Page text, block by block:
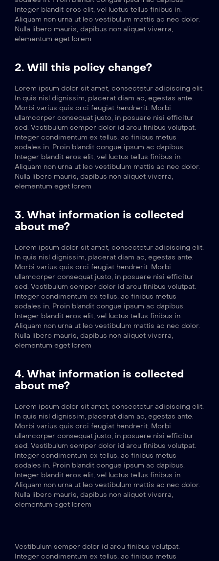
Integer blandit eros elit, vel luctus tellus finibus in.
Aliquam non urna ut leo vestibulum mattis ac nec dolor.
Nulla libero mauris, dapibus non aliquet viverra,
elementum eget lorem
2. Will this policy change?
Lorem ipsum dolor sit amet, consectetur adipiscing elit.
In quis nisl dignissim, placerat diam ac, egestas ante.
Morbi varius quis orci feugiat hendrerit. Morbi
ullamcorper consequat justo, in posuere nisi efficitur
sed. Vestibulum semper dolor id arcu finibus volutpat.
Integer condimentum ex tellus, ac finibus metus
sodales in. Proin blandit congue ipsum ac dapibus.
Integer blandit eros elit, vel luctus tellus finibus in.
Aliquam non urna ut leo vestibulum mattis ac nec dolor.
Nulla libero mauris, dapibus non aliquet viverra,
elementum eget lorem
3. What information is collected
about me?
Lorem ipsum dolor sit amet, consectetur adipiscing elit.
In quis nisl dignissim, placerat diam ac, egestas ante.
Morbi varius quis orci feugiat hendrerit. Morbi
ullamcorper consequat justo, in posuere nisi efficitur
sed. Vestibulum semper dolor id arcu finibus volutpat.
Integer condimentum ex tellus, ac finibus metus
sodales in. Proin blandit congue ipsum ac dapibus.
Integer blandit eros elit, vel luctus tellus finibus in.
Aliquam non urna ut leo vestibulum mattis ac nec dolor.
Nulla libero mauris, dapibus non aliquet viverra,
elementum eget lorem
4. What information is collected
about me?
Lorem ipsum dolor sit amet, consectetur adipiscing elit.
In quis nisl dignissim, placerat diam ac, egestas ante.
Morbi varius quis orci feugiat hendrerit. Morbi
ullamcorper consequat justo, in posuere nisi efficitur
sed. Vestibulum semper dolor id arcu finibus volutpat.
Integer condimentum ex tellus, ac finibus metus
sodales in. Proin blandit congue ipsum ac dapibus.
Integer blandit eros elit, vel luctus tellus finibus in.
Aliquam non urna ut leo vestibulum mattis ac nec dolor.
Nulla libero mauris, dapibus non aliquet viverra,
elementum eget lorem
Vestibulum semper dolor id arcu finibus volutpat.
Integer condimentum ex tellus, ac finibus metus